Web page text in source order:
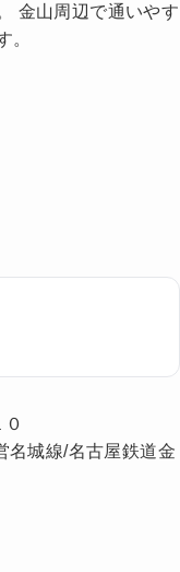
金山周辺で通いやす
。
名城線/名古屋鉄道金